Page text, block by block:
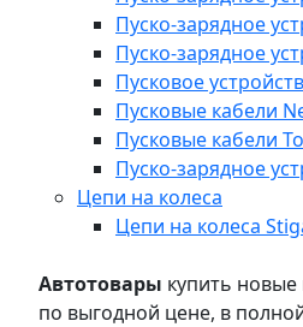
Пуско-зарядное
Пуско-зарядное
Пусковое
Пусковые кабели
Пусковые кабели
Пуско-зарядное
Цепи на колеса
Цепи на колеса
Автотовары купить
по выгодной цене, в